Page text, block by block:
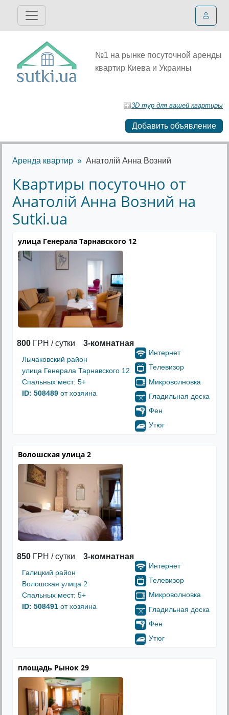
№1 на рынке посуточной аренды
квартир Киева и Украины
3D тур для вашей квартиры
Добавить объявление
Аренда квартир Анатолій Анна Возний
Квартиры посуточно от
Анатолій Анна Возний на
Sutki.ua
улица Генерала Тарнавского 12
800 ГРН / сутки 3-комнатная
Лычаковский район
улица Генерала Тарнавского 12
Спальных мест: 5+
ID: 508489 от хозяина
Интернет
Телевизор
Микроволновка
Гладильная доска
Фен
Утюг
Волошская улица 2
850 ГРН / сутки 3-комнатная
Галицкий район
Волошская улица 2
Спальных мест: 5+
ID: 508491 от хозяина
Интернет
Телевизор
Микроволновка
Гладильная доска
Фен
Утюг
площадь Рынок 29